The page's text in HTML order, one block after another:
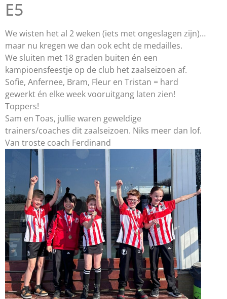
E5
We wisten het al 2 weken (iets met ongeslagen zijn)…
maar nu kregen we dan ook echt de medailles.
We sluiten met 18 graden buiten én een
kampioensfeestje op de club het zaalseizoen af.
Sofie, Anfernee, Bram, Fleur en Tristan = hard
gewerkt én elke week vooruitgang laten zien!
Toppers!
Sam en Toas, jullie waren geweldige
trainers/coaches dit zaalseizoen. Niks meer dan lof.
Van troste coach Ferdinand